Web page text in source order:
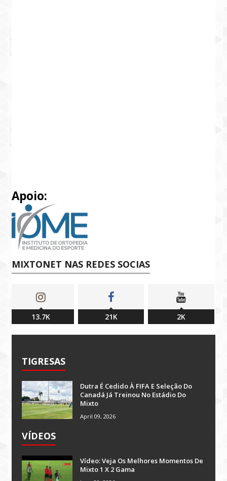
Apoio:
MIXTONET NAS REDES SOCIAS
13.7K 21K 2K
TIGRESAS
Dutra É Cedido À FIFA E Seleção Do
Canadá Já Treinou No Estádio Do
Mixto
April 09, 2026
VÍDEOS
Vídeo: Veja Os Melhores Momentos De
Mixto 1 X 2 Gama